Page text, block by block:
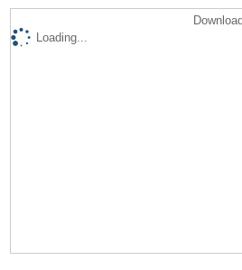
Loading...